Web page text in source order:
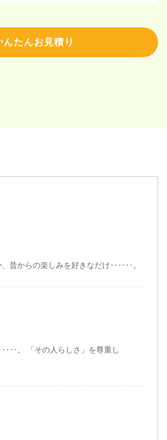
んたんお見積り
、昔からの楽しみを好きなだけ‥‥‥。
。
「その人らしさ」を尊重し